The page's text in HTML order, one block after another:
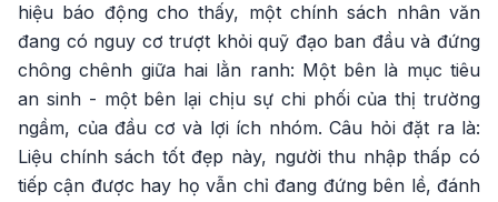
hiệu báo động cho thấy, một chính sách nhân văn
đang có nguy cơ trượt khỏi quỹ đạo ban đầu và đứng
chông chênh giữa hai lằn ranh: Một bên là mục tiêu
an sinh - một bên lại chịu sự chi phối của thị trường
ngầm, của đầu cơ và lợi ích nhóm. Câu hỏi đặt ra là:
Liệu chính sách tốt đẹp này, người thu nhập thấp có
tiếp cận được hay họ vẫn chỉ đang đứng bên lề, đánh